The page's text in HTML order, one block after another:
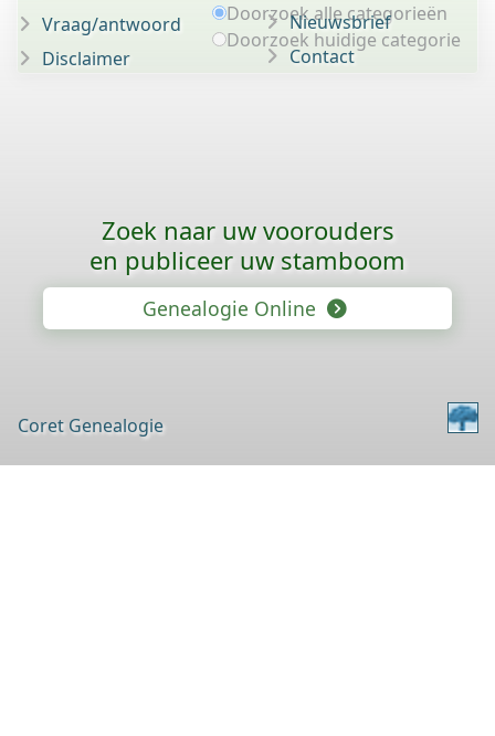
Doorzoek alle categorieën
Doorzoek huidige categorie
Vraag/antwoord
Disclaimer
Nieuwsbrief
Contact
Zoek naar uw voorouders
en publiceer uw stamboom
Genealogie Online
Coret Genealogie